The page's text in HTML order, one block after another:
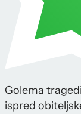
Golema
ispred